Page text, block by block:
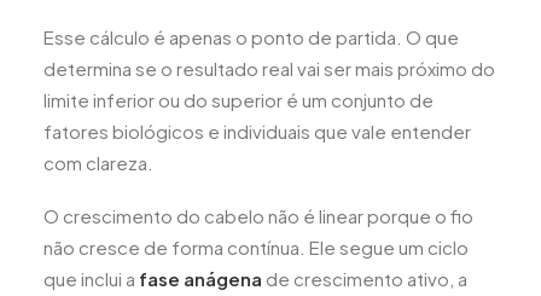
Esse cálculo é apenas o ponto de partida. O que
determina se o resultado real vai ser mais próximo do
limite inferior ou do superior é um conjunto de
fatores biológicos e individuais que vale entender
com clareza.
O crescimento do cabelo não é linear porque o fio
não cresce de forma contínua. Ele segue um ciclo
que inclui a fase anágena de crescimento ativo, a